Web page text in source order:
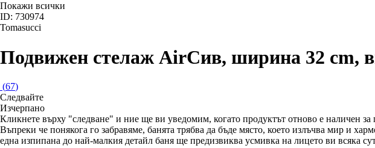
Покажи всички
ID: 730974
Tomasucci
Подвижен стелаж AirСив, ширина 32 cm,
(67)
Следвайте
Изчерпанo
Кликнете върху "следване" и ние ще ви уведомим, когато продуктът отново е наличен за
Въпреки че понякога го забравяме, банята трябва да бъде място, което излъчва мир и
една изпипана до най-малкия детайл баня ще предизвиква усмивка на лицето ви всяка